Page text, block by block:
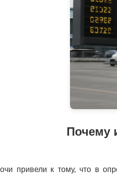
Почему
привели к тому, что в